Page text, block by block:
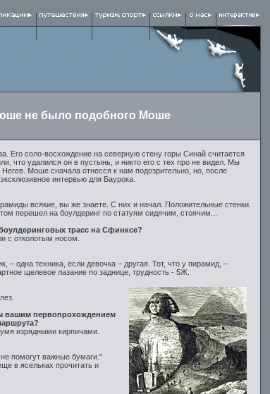
не было подобного Моше
соло-восхождение на северную стену горы Синай считается
что удалился он в пустынь, и никто его с тех про не видел. Мы
Моше сначала отнесся к нам подозрительно, но, после
интервью для Баурока.
всякие, вы же знаете. С них и начал. Положительные стенки.
перешел на боулдеринг по статуям сидячим, стоячим...
трасс на Сфинксе?
с отколотым носом.
– одна техника, если девочка – другая. Тот, что у пирамид, –
щелевое лазание по заднице, трудность - 5Ж.
вашим первопрохождением
изрядными кирпичами.
помогут важные бумаги."
в ясельках прочитать и